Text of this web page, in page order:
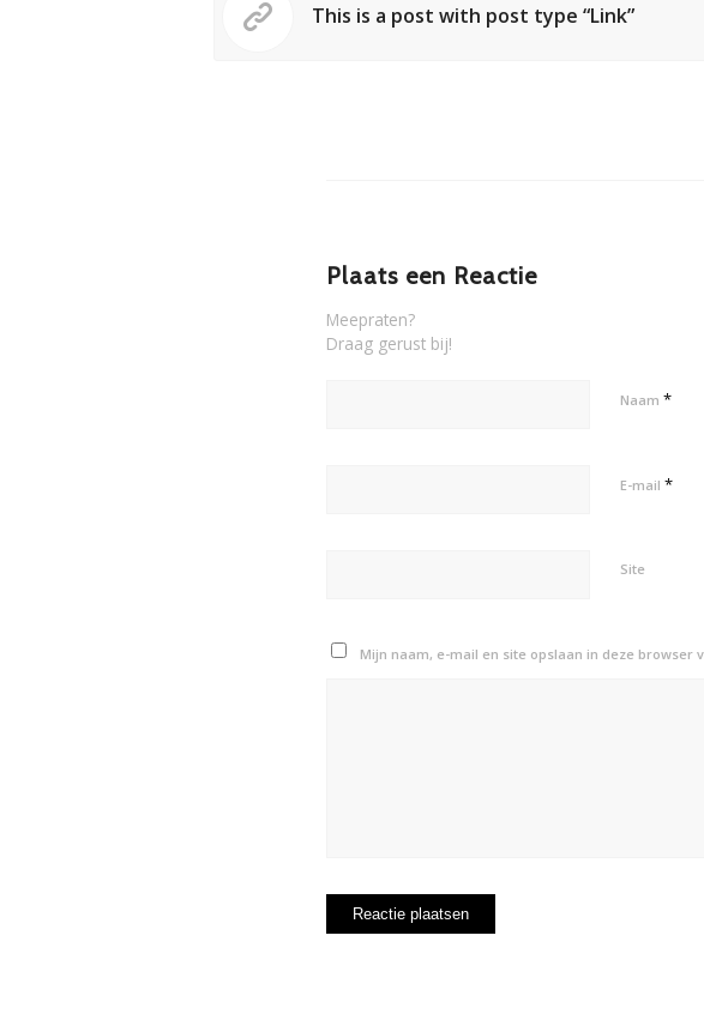
This is a post with post type “Link”
Plaats een Reactie
Meepraten?
Draag gerust bij!
Naam *
E-mail *
Site
Mijn naam, e-mail en site opslaan in deze browser